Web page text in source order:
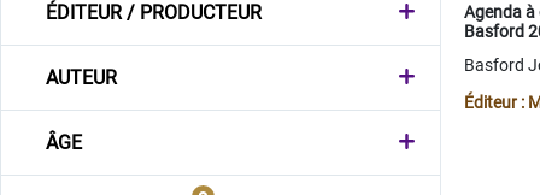
ÉDITEUR / PRODUCTEUR
AUTEUR
ÂGE
Agenda
Basford
Basford
Éditeur :